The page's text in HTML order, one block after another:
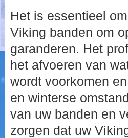
Het is essentieel
Viking banden om
garanderen. Het
het afvoeren van
wordt voorkomen
en winterse
van uw banden en
zorgen dat uw